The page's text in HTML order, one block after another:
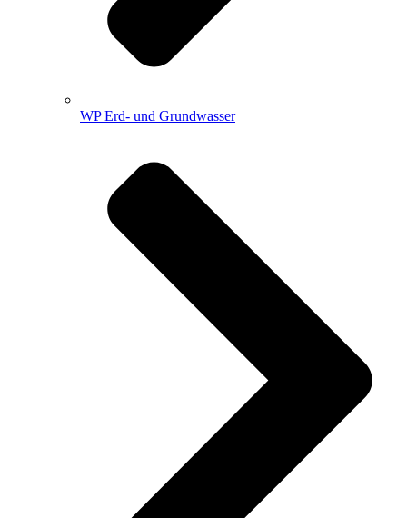
WP Erd- und Grundwasser